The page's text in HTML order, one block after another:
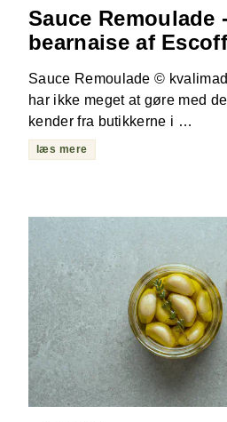
Sauce Remoulade
bearnaise af
Sauce Remoulade ©
har ikke meget at gøre med
kender fra butikkerne i …
læs mere